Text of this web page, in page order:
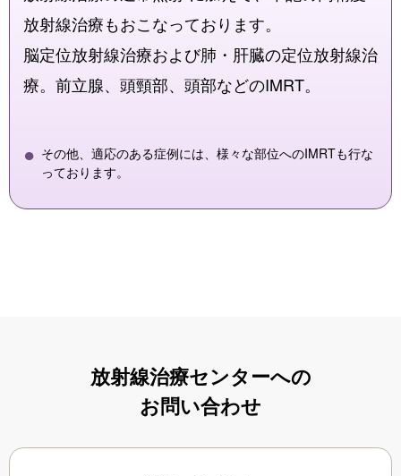
放射線治療もおこなっております。
脳定位放射線治療および肺・肝臓の定位放射線治
療。前立腺、頭頸部、頭部などのIMRT。
その他、適応のある症例には、様々な部位へのIMRTも行な
っております。
放射線治療センターへの
お問い合わせ